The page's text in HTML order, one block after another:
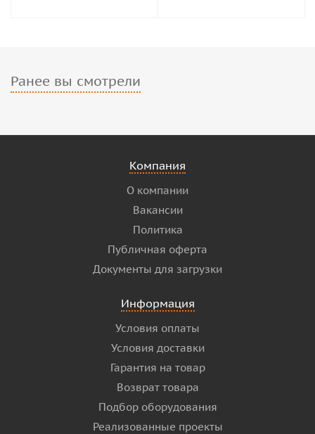
Ранее вы смотрели
Компания
О компании
Вакансии
Политика
Публичная оферта
Документы для загрузки
Информация
Условия оплаты
Условия доставки
Гарантия на товар
Возврат товара
Подбор оборудования
Реализованные проекты